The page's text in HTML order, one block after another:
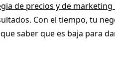
de precios y de marketing
Con el tiempo, tu
saber que es baja para